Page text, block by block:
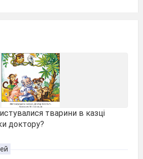
тварини в казці
доктору?